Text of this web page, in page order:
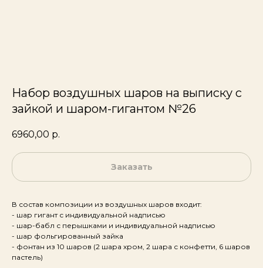
Набор воздушных шаров на выписку с
зайкой и шаром-гигантом №26
6960,00 р.
Заказать
В состав композиции из воздушных шаров входит:
- шар гигант с индивидуальной надписью
- шар-бабл с перышками и индивидуальной надписью
- шар фольгированный зайка
- фонтан из 10 шаров (2 шара хром, 2 шара с конфетти, 6 шаров
пастель)